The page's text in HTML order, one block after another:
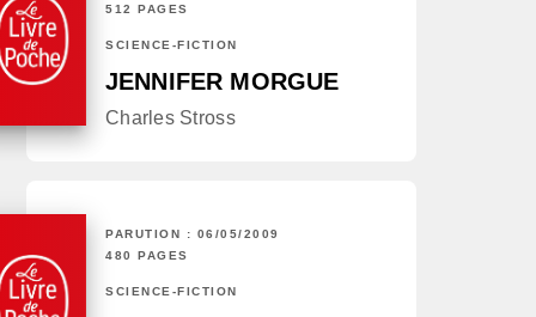
512 PAGES
SCIENCE-FICTION
JENNIFER MORGUE
Charles Stross
PARUTION : 06/05/2009
480 PAGES
SCIENCE-FICTION